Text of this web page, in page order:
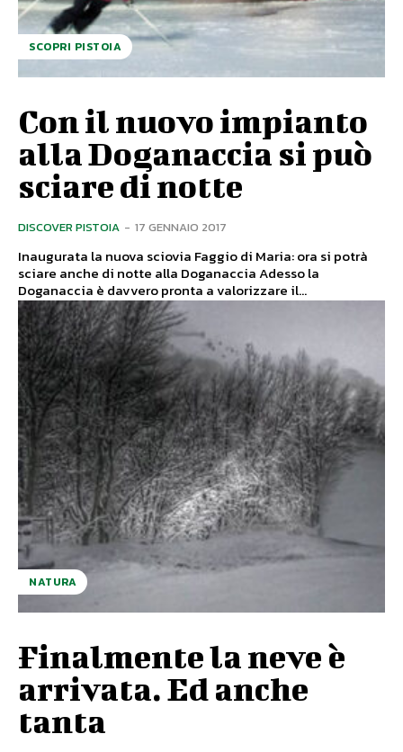
SCOPRI PISTOIA
Con il nuovo impianto
alla Doganaccia si può
sciare di notte
DISCOVER PISTOIA - 17 GENNAIO 2017
Inaugurata la nuova sciovia Faggio di Maria: ora si potrà
sciare anche di notte alla Doganaccia Adesso la
Doganaccia è davvero pronta a valorizzare il...
NATURA
Finalmente la neve è
arrivata. Ed anche
tanta